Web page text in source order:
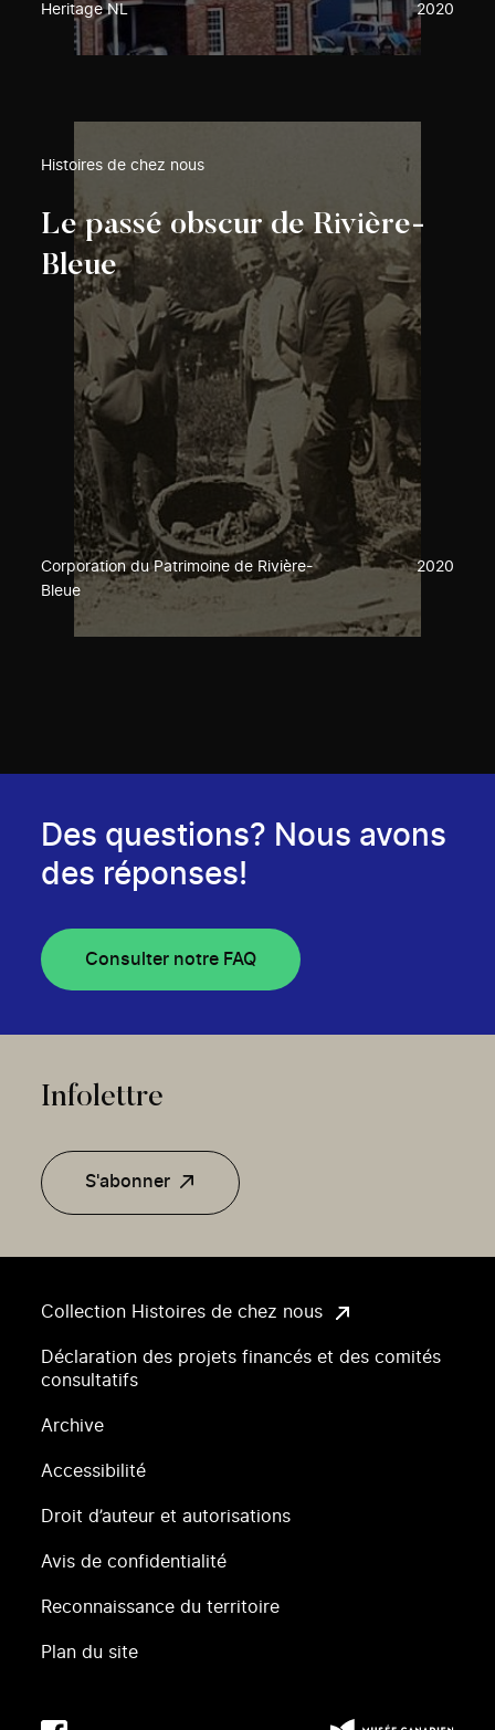
Heritage NL 2020
Histoires de chez nous
Le passé obscur de Rivière-
Bleue
Corporation du Patrimoine de Rivière-
Bleue
2020
Collection Histoires de chez nous
Déclaration des projets financés et des comités
consultatifs
Archive
Accessibilité
Droit d’auteur et autorisations
Avis de confidentialité
Reconnaissance du territoire
Plan du site
Des questions? Nous avons
des réponses!
Consulter notre FAQ
Infolettre
S'abonner